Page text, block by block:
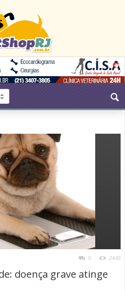
0 2448
doença grave atinge